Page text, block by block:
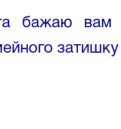
бажаю вам